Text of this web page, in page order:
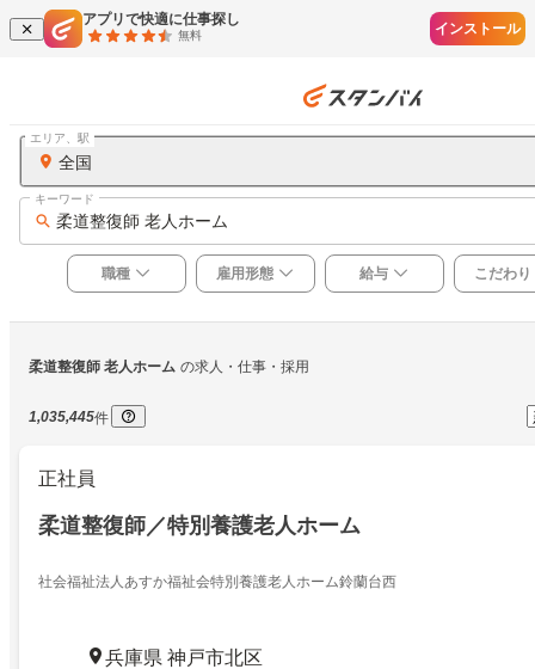
アプリで快適に仕事探し
無料 インストール
全国
エリア、駅
柔道整復師 老人ホーム
キーワード
職種 雇用形態 給与 こだわり
柔道整復師 老人ホーム の求人・仕事・採用
1,035,445件
正社員
柔道整復師／特別養護老人ホーム
社会福祉法人あすか福祉会特別養護老人ホーム鈴蘭台西
兵庫県 神戸市北区